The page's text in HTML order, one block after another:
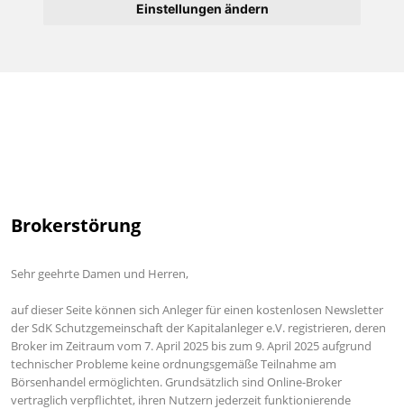
Einstellungen ändern
Brokerstörung
Sehr geehrte Damen und Herren,
auf dieser Seite können sich Anleger für einen kostenlosen Newsletter
der SdK Schutzgemeinschaft der Kapitalanleger e.V. registrieren, deren
Broker im Zeitraum vom 7. April 2025 bis zum 9. April 2025 aufgrund
technischer Probleme keine ordnungsgemäße Teilnahme am
Börsenhandel ermöglichten. Grundsätzlich sind Online-Broker
vertraglich verpflichtet, ihren Nutzern jederzeit funktionierende